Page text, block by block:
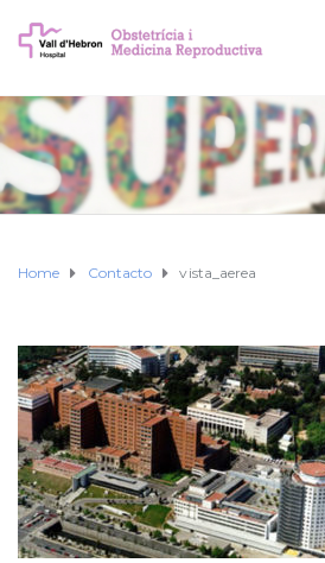
Home Contacto vista_aerea